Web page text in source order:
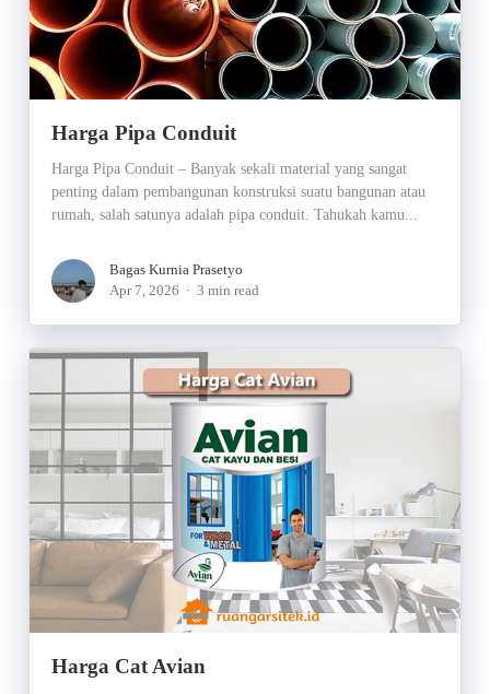
Harga Pipa Conduit
Harga Pipa Conduit – Banyak sekali material yang sangat
penting dalam pembangunan konstruksi suatu bangunan atau
rumah, salah satunya adalah pipa conduit. Tahukah kamu...
Bagas Kurnia Prasetyo
Apr 7, 2026
3 min read
Harga Cat Avian